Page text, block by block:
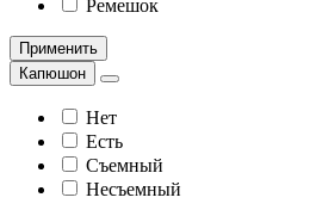
Ремешок
Применить
Капюшон
Нет
Есть
Съемный
Несъемный